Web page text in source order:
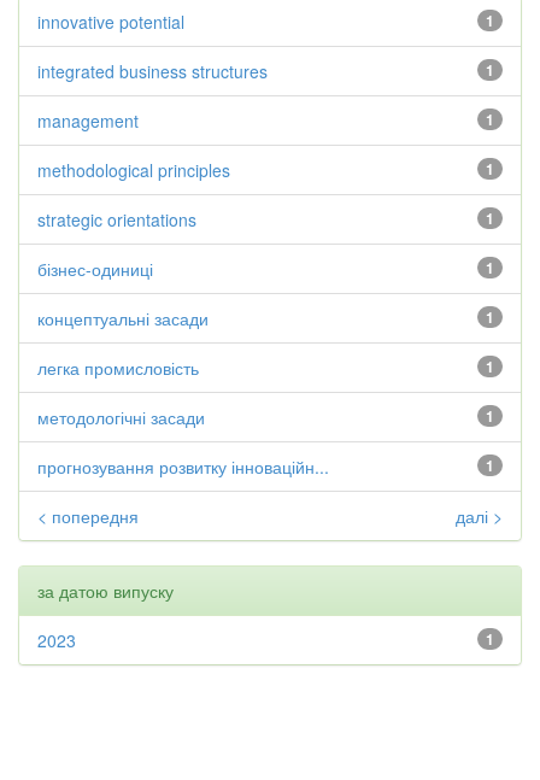
1
innovative potential
1
integrated business structures
1
management
1
methodological principles
1
strategic orientations
1
бізнес-одиниці
1
концептуальні засади
1
легка промисловість
1
методологічні засади
1
прогнозування розвитку інноваційн...
< попередня далі >
за датою випуску
1
2023